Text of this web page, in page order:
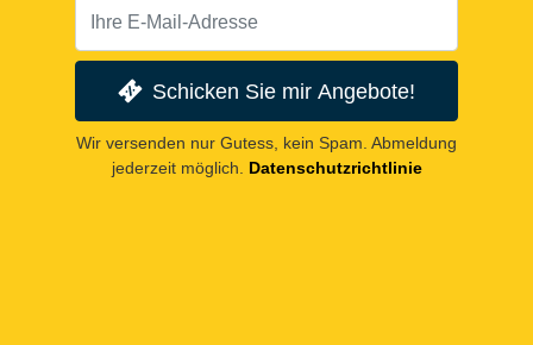
Schicken Sie mir Angebote!
Wir versenden nur Gutess, kein Spam. Abmeldung
jederzeit möglich. Datenschutzrichtlinie